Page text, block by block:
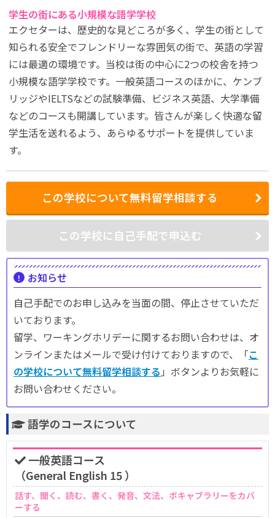
学生の街にある小規模な語学学校
エクセターは、歴史的な見どころが多く、学生の街として
知られる安全でフレンドリーな雰囲気の街で、英語の学習
には最適の環境です。当校は街の中心に2つの校舎を持つ
小規模な語学学校です。一般英語コースのほかに、ケンブ
リッジやIELTSなどの試験準備、ビジネス英語、大学準備
などのコースも開講しています。皆さんが楽しく快適な留
学生活を送れるよう、あらゆるサポートを提供していま
す。
この学校について無料留学相談する
この学校に自己手配で申込む
お知らせ
自己手配でのお申し込みを当面の間、停止させていただ
いております。
留学、ワーキングホリデーに関するお問い合わせは、オ
ンラインまたはメールで受け付けておりますので、「こ
の学校について無料留学相談する 」ボタンよりお気軽に
お問い合わせください。
語学のコースについて
一般英語コース
（General English 15 ）
話す、聞く、読む、書く、発音、文法、ボキャブラリーをカバ
ーする